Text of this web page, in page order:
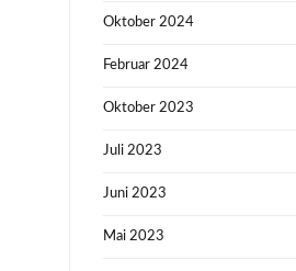
Oktober 2024
Februar 2024
Oktober 2023
Juli 2023
Juni 2023
Mai 2023